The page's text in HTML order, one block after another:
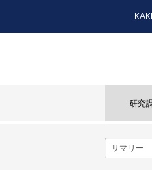
研究